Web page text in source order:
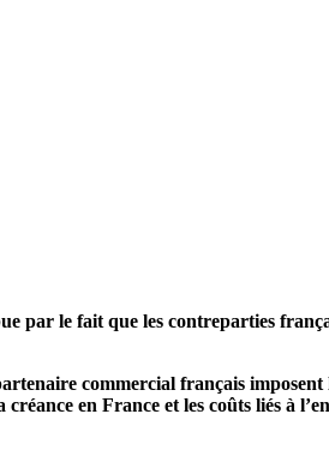
par le fait que les contreparties
commercial français
en France et les coûts liés à